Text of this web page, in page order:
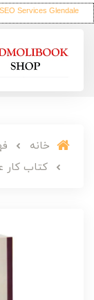
SEO Services Glendale
خانه
کتاب کار